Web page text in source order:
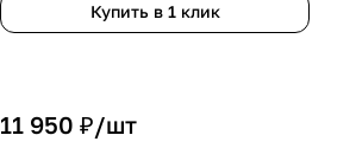
Купить в 1 клик
11 950 ₽/шт